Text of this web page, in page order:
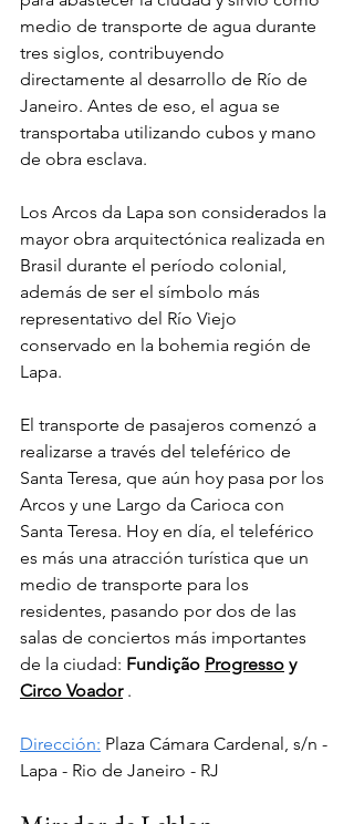
medio de transporte de agua durante
tres siglos, contribuyendo
directamente al desarrollo de Río de
Janeiro. Antes de eso, el agua se
transportaba utilizando cubos y mano
de obra esclava.
Los Arcos da Lapa son considerados la
mayor obra arquitectónica realizada en
Brasil durante el período colonial,
además de ser el símbolo más
representativo del Río Viejo
conservado en la bohemia región de
Lapa.
El transporte de pasajeros comenzó a
realizarse a través del teleférico de
Santa Teresa, que aún hoy pasa por los
Arcos y une Largo da Carioca con
Santa Teresa. Hoy en día, el teleférico
es más una atracción turística que un
medio de transporte para los
residentes, pasando por dos de las
salas de conciertos más importantes
de la ciudad: Fundição Progresso y
Circo Voador .
Dirección: Plaza Cámara Cardenal, s/n -
Lapa - Rio de Janeiro - RJ